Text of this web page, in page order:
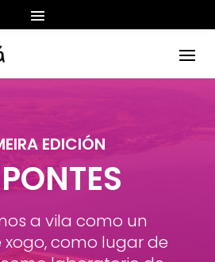
EDICIÓN
a vila como un
como lugar de